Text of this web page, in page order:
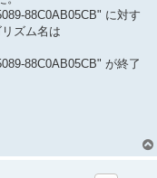
88C0AB05CB" に対す
ズム名は
88C0AB05CB" が終了